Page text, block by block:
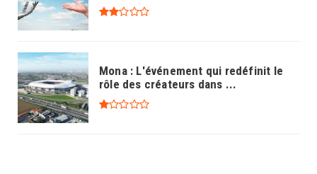
Mona : L'événement qui redéfinit le
rôle des créateurs dans ...